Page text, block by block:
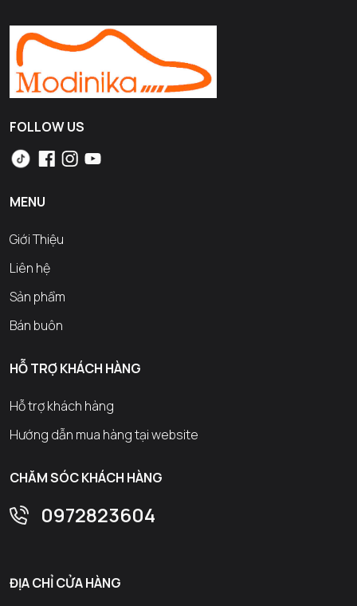
FOLLOW US
MENU
Giới Thiệu
Liên hệ
Sản phẩm
Bán buôn
HỖ TRỢ KHÁCH HÀNG
Hỗ trợ khách hàng
Hướng dẫn mua hàng tại website
CHĂM SÓC KHÁCH HÀNG
0972823604
ĐỊA CHỈ CỬA HÀNG